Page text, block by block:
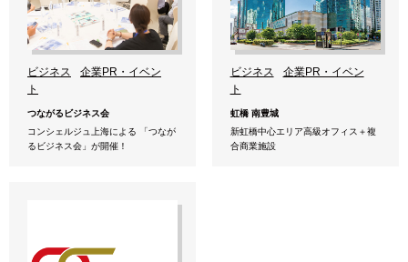
ビジネス
企業PR・イベン
ト
つながるビジネス会
コンシェルジュ上海による 「つなが
るビジネス会」が開催！
ビジネス
企業PR・イベン
ト
虹橋 南豊城
新虹橋中心エリア高級オフィス＋複
合商業施設